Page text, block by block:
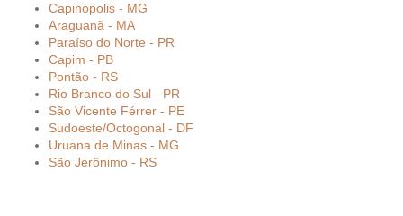
Capinópolis - MG
Araguanã - MA
Paraíso do Norte - PR
Capim - PB
Pontão - RS
Rio Branco do Sul - PR
São Vicente Férrer - PE
Sudoeste/Octogonal - DF
Uruana de Minas - MG
São Jerônimo - RS